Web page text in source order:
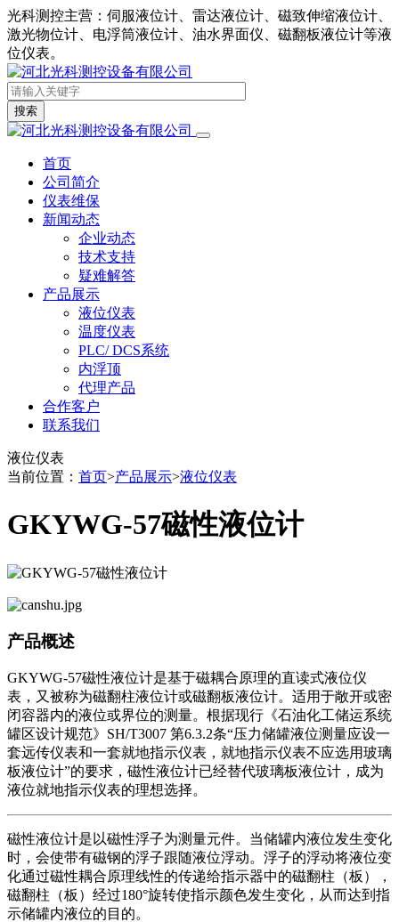
光科测控主营：伺服液位计、雷达液位计、磁致伸缩液位计、
激光物位计、电浮筒液位计、油水界面仪、磁翻板液位计等液
位仪表。
搜索
首页
公司简介
仪表维保
新闻动态
企业动态
技术支持
疑难解答
产品展示
液位仪表
温度仪表
PLC/ DCS系统
内浮顶
代理产品
合作客户
联系我们
液位仪表
当前位置： 首页>产品展示>液位仪表
GKYWG-57磁性液位计
产品概述
GKYWG-57磁性液位计是基于磁耦合原理的直读式液位仪
表，又被称为磁翻柱液位计或磁翻板液位计。适用于敞开或密
闭容器内的液位或界位的测量。根据现行《石油化工储运系统
罐区设计规范》SH/T3007 第6.3.2条“压力储罐液位测量应设一
套远传仪表和一套就地指示仪表，就地指示仪表不应选用玻璃
板液位计”的要求，磁性液位计已经替代玻璃板液位计，成为
液位就地指示仪表的理想选择。
磁性液位计是以磁性浮子为测量元件。当储罐内液位发生变化
时，会使带有磁钢的浮子跟随液位浮动。浮子的浮动将液位变
化通过磁性耦合原理线性的传递给指示器中的磁翻柱（板），
磁翻柱（板）经过180°旋转使指示颜色发生变化，从而达到指
示储罐内液位的目的。